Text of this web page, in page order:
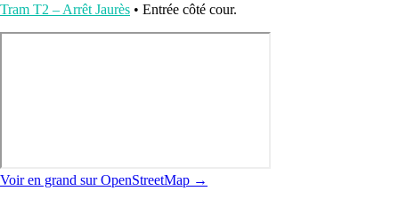
Tram T2 – Arrêt Jaurès • Entrée côté cour.
Voir en grand sur OpenStreetMap →